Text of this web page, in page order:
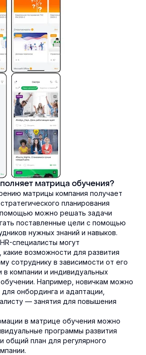
матрица обучения?
матрицы компания получает
планирования
можно решать задачи
поставленные цели с помощью
нужных знаний и навыков.
специалисты могут
какие возможности для развития
сотруднику в зависимости от его
в компании и индивидуальных
Например, новичкам можно
онбординга и адаптации,
— занятия для повышения
в матрице обучения можно
программы развития
общий план для регулярного